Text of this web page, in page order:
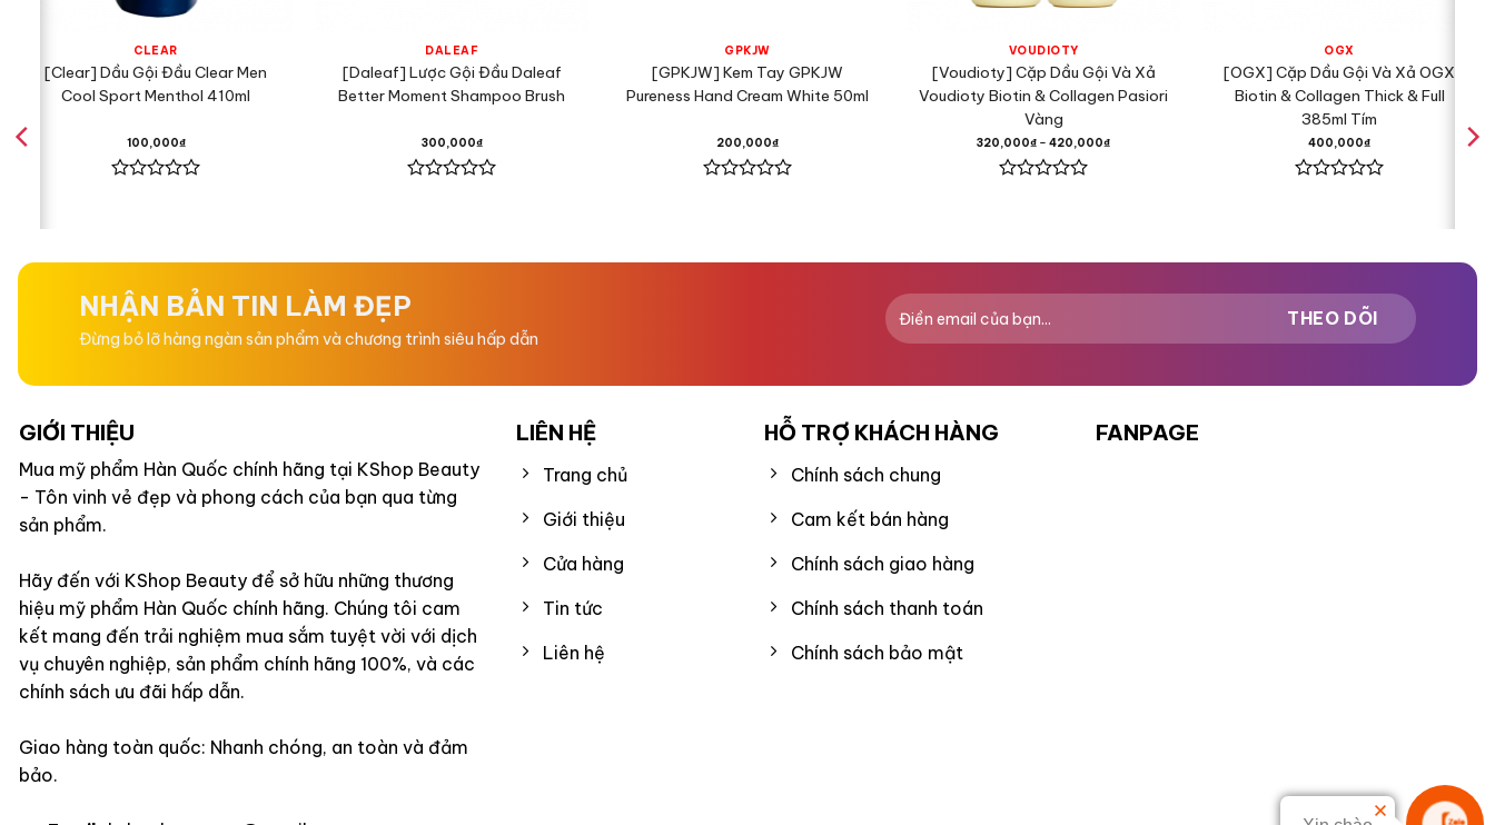
CLEAR
[Clear] Dầu Gội Đầu Clear Men
Cool Sport Menthol 410ml
100,000₫
5
DALEAF
[Daleaf] Lược Gội Đầu Daleaf
Better Moment Shampoo Brush
300,000₫
5
GPKJW
[GPKJW] Kem Tay GPKJW
Pureness Hand Cream White 50ml
200,000₫
5
VOUDIOTY
[Voudioty] Cặp Dầu Gội Và Xả
Voudioty Biotin & Collagen Pasiori
Vàng
320,000₫ – 420,000₫
5
OGX
[OGX] Cặp Dầu Gội Và Xả OGX
Biotin & Collagen Thick & Full
385ml Tím
400,000₫
5
NHẬN BẢN TIN LÀM ĐẸP
Đừng bỏ lỡ hàng ngàn sản phẩm và chương trình siêu hấp dẫn
GIỚI THIỆU
Mua mỹ phẩm Hàn Quốc chính hãng tại KShop Beauty
- Tôn vinh vẻ đẹp và phong cách của bạn qua từng
sản phẩm.
Hãy đến với KShop Beauty để sở hữu những thương
hiệu mỹ phẩm Hàn Quốc chính hãng. Chúng tôi cam
kết mang đến trải nghiệm mua sắm tuyệt vời với dịch
vụ chuyên nghiệp, sản phẩm chính hãng 100%, và các
chính sách ưu đãi hấp dẫn.
Giao hàng toàn quốc: Nhanh chóng, an toàn và đảm
bảo.
LIÊN HỆ
Trang chủ
Giới thiệu
Cửa hàng
Tin tức
Liên hệ
HỖ TRỢ KHÁCH HÀNG
Chính sách chung
Cam kết bán hàng
Chính sách giao hàng
Chính sách thanh toán
Chính sách bảo mật
FANPAGE